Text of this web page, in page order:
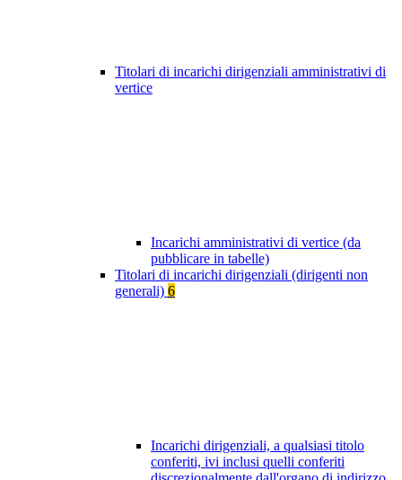
Titolari di incarichi dirigenziali amministrativi di
vertice
Incarichi amministrativi di vertice (da
pubblicare in tabelle)
Titolari di incarichi dirigenziali (dirigenti non
generali) 6
Incarichi dirigenziali, a qualsiasi titolo
conferiti, ivi inclusi quelli conferiti